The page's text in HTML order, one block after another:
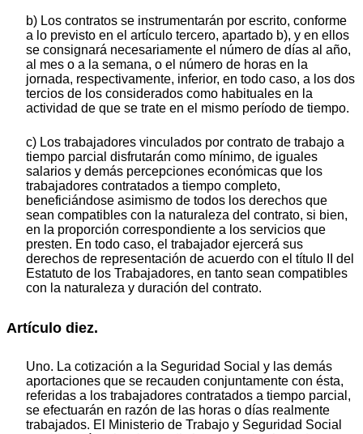
b) Los contratos se instrumentarán por escrito, conforme
a lo previsto en el artículo tercero, apartado b), y en ellos
se consignará necesariamente el número de días al año,
al mes o a la semana, o el número de horas en la
jornada, respectivamente, inferior, en todo caso, a los dos
tercios de los considerados como habituales en la
actividad de que se trate en el mismo período de tiempo.
c) Los trabajadores vinculados por contrato de trabajo a
tiempo parcial disfrutarán como mínimo, de iguales
salarios y demás percepciones económicas que los
trabajadores contratados a tiempo completo,
beneficiándose asimismo de todos los derechos que
sean compatibles con la naturaleza del contrato, si bien,
en la proporción correspondiente a los servicios que
presten. En todo caso, el trabajador ejercerá sus
derechos de representación de acuerdo con el título II del
Estatuto de los Trabajadores, en tanto sean compatibles
con la naturaleza y duración del contrato.
Artículo diez.
Uno. La cotización a la Seguridad Social y las demás
aportaciones que se recauden conjuntamente con ésta,
referidas a los trabajadores contratados a tiempo parcial,
se efectuarán en razón de las horas o días realmente
trabajados. El Ministerio de Trabajo y Seguridad Social